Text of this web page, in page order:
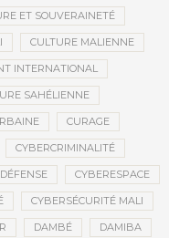
ET SOUVERAINETÉ
CULTURE MALIENNE
INTERNATIONAL
SAHÉLIENNE
CURAGE
CYBERCRIMINALITÉ
CYBERESPACE
CYBERSÉCURITÉ MALI
DAMBÉ DAMIBA